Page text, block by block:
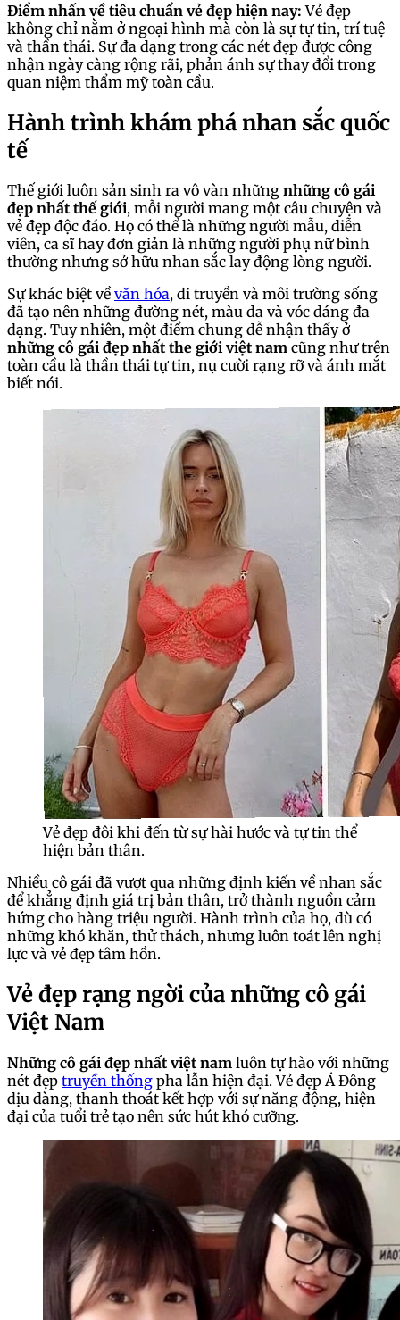
Điểm nhấn về tiêu chuẩn vẻ đẹp hiện nay: Vẻ đẹp
không chỉ nằm ở ngoại hình mà còn là sự tự tin, trí tuệ
và thần thái. Sự đa dạng trong các nét đẹp được công
nhận ngày càng rộng rãi, phản ánh sự thay đổi trong
quan niệm thẩm mỹ toàn cầu.
Hành trình khám phá nhan sắc quốc
tế
Thế giới luôn sản sinh ra vô vàn những những cô gái
đẹp nhất thế giới, mỗi người mang một câu chuyện và
vẻ đẹp độc đáo. Họ có thể là những người mẫu, diễn
viên, ca sĩ hay đơn giản là những người phụ nữ bình
thường nhưng sở hữu nhan sắc lay động lòng người.
Sự khác biệt vềvăn hóa, di truyền và môi trường sống
đã tạo nên những đường nét, màu da và vóc dáng đa
dạng. Tuy nhiên, một điểm chung dễ nhận thấy ở
những cô gái đẹp nhất the giới việt nam cũng như trên
toàn cầu là thần thái tự tin, nụ cười rạng rỡ và ánh mắt
biết nói.
Vẻ đẹp đôi khi đến từ sự hài hước và tự tin thể
hiện bản thân.
Nhiều cô gái đã vượt qua những định kiến về nhan sắc
để khẳng định giá trị bản thân, trở thành nguồn cảm
hứng cho hàng triệu người. Hành trình của họ, dù có
những khó khăn, thử thách, nhưng luôn toát lên nghị
lực và vẻ đẹp tâm hồn.
Vẻ đẹp rạng ngời của những cô gái
Việt Nam
Những cô gái đẹp nhất việt nam luôn tự hào với những
nét đẹp truyền thống pha lẫn hiện đại. Vẻ đẹp Á Đông
dịu dàng, thanh thoát kết hợp với sự năng động, hiện
đại của tuổi trẻ tạo nên sức hút khó cưỡng.